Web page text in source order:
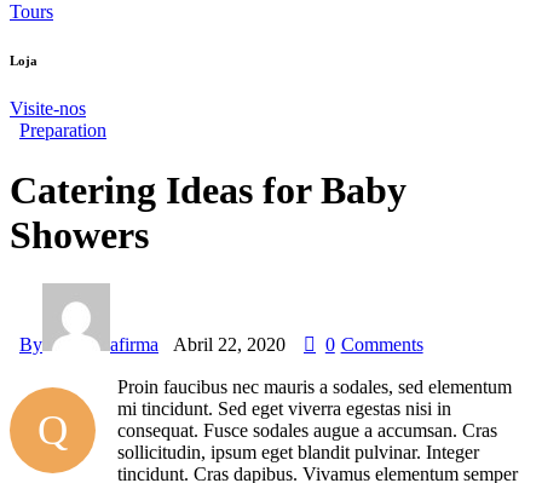
Tours
Loja
Visite-nos
Preparation
Catering Ideas for Baby
Showers
By afirma Abril 22, 2020 0 Comments
Q
Proin faucibus nec mauris a sodales, sed elementum
mi tincidunt. Sed eget viverra egestas nisi in
consequat. Fusce sodales augue a accumsan. Cras
sollicitudin, ipsum eget blandit pulvinar. Integer
tincidunt. Cras dapibus. Vivamus elementum semper